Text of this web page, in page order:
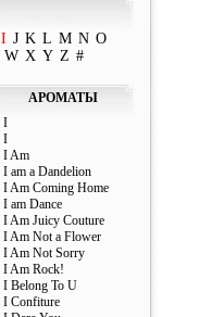
I J K L M N O
W X Y Z #
АРОМАТЫ
I
I
I Am
I am a Dandelion
I Am Coming Home
I am Dance
I Am Juicy Couture
I Am Not a Flower
I Am Not Sorry
I Am Rock!
I Belong To U
I Confiture